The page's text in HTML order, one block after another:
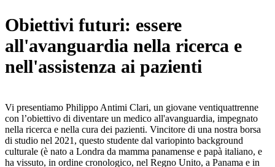
Obiettivi futuri: essere
all'avanguardia nella ricerca e
nell'assistenza ai pazienti
Vi presentiamo Philippo Antimi Clari, un giovane ventiquattrenne
con l’obiettivo di diventare un medico all'avanguardia, impegnato
nella ricerca e nella cura dei pazienti. Vincitore di una nostra borsa
di studio nel 2021, questo studente dal variopinto background
culturale (è nato a Londra da mamma panamense e papà italiano, e
ha vissuto, in ordine cronologico, nel Regno Unito, a Panama e in